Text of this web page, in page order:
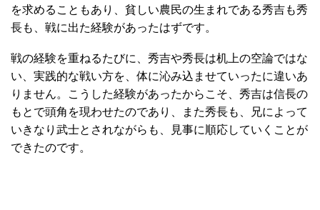
を求めることもあり、貧しい農民の生まれである秀吉も秀
長も、戦に出た経験があったはずです。
戦の経験を重ねるたびに、秀吉や秀長は机上の空論ではな
い、実践的な戦い方を、体に沁み込ませていったに違いあ
りません。こうした経験があったからこそ、秀吉は信長の
もとで頭角を現わせたのであり、また秀長も、兄によって
いきなり武士とされながらも、見事に順応していくことが
できたのです。